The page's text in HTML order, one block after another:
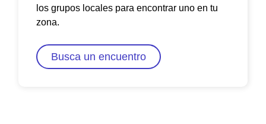
los grupos locales para encontrar uno en tu
zona.
Busca un encuentro